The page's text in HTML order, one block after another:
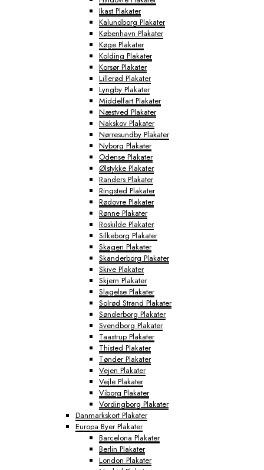
Ikast Plakater
Kalundborg Plakater
København Plakater
Køge Plakater
Kolding Plakater
Korsør Plakater
Lillerød Plakater
Lyngby Plakater
Middelfart Plakater
Næstved Plakater
Nakskov Plakater
Nørresundby Plakater
Nyborg Plakater
Odense Plakater
Ølstykke Plakater
Randers Plakater
Ringsted Plakater
Rødovre Plakater
Rønne Plakater
Roskilde Plakater
Silkeborg Plakater
Skagen Plakater
Skanderborg Plakater
Skive Plakater
Skjern Plakater
Slagelse Plakater
Solrød Strand Plakater
Sønderborg Plakater
Svendborg Plakater
Taastrup Plakater
Thisted Plakater
Tønder Plakater
Vejen Plakater
Vejle Plakater
Viborg Plakater
Vordingborg Plakater
Danmarkskort Plakater
Europa Byer Plakater
Barcelona Plakater
Berlin Plakater
London Plakater